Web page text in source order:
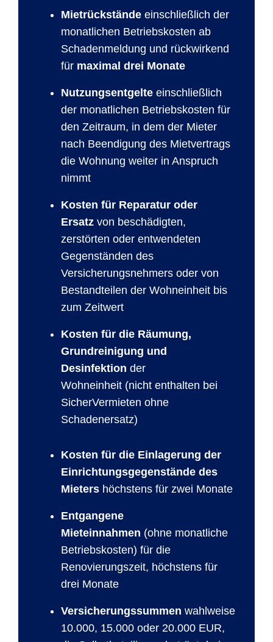
Mietrückstände einschließlich der
monatlichen Betriebskosten ab
Schadenmeldung und rückwirkend
für maximal drei Monate
Nutzungsentgelte einschließlich
der monatlichen Betriebskosten für
den Zeitraum, in dem der Mieter
nach Beendigung des Mietvertrags
die Wohnung weiter in Anspruch
nimmt
Kosten für Reparatur oder
Ersatz von beschädigten,
zerstörten oder entwendeten
Gegenständen des
Versicherungsnehmers oder von
Bestandteilen der Wohneinheit bis
zum Zeitwert
Kosten für die Räumung,
Grundreinigung und
Desinfektion der
Wohneinheit (nicht enthalten bei
SicherVermieten ohne
Schadenersatz)
Kosten für die Einlagerung der
Einrichtungsgegenstände des
Mieters höchstens für zwei Monate
Entgangene
Mieteinnahmen (ohne monatliche
Betriebskosten) für die
Renovierungszeit, höchstens für
drei Monate
Versicherungssummen wahlweise
10.000, 15.000 oder 20.000 EUR,